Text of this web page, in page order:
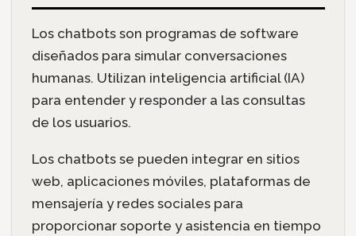
Los chatbots son programas de software
diseñados para simular conversaciones
humanas. Utilizan inteligencia artificial (IA)
para entender y responder a las consultas
de los usuarios.
Los chatbots se pueden integrar en sitios
web, aplicaciones móviles, plataformas de
mensajería y redes sociales para
proporcionar soporte y asistencia en tiempo